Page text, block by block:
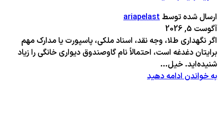
ارسال شده توسط ariapelast
آگوست 5, 2026
اگر نگهداری طلا، وجه نقد، اسناد ملکی، پاسپورت یا مدارک مهم
برایتان دغدغه است، احتمالاً نام گاوصندوق دیواری خانگی را زیاد
شنیده‌اید. خیل...
به خواندن ادامه دهید